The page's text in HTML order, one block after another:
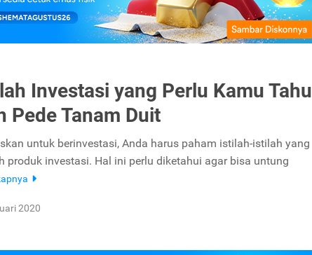
Investasi yang Perlu Kamu Tahu
Pede Tanam Duit
untuk berinvestasi, Anda harus paham istilah-istilah yang
produk investasi. Hal ini perlu diketahui agar bisa untung
2020